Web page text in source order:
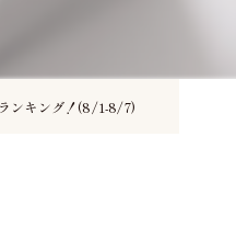
ンキング！(8/1-8/7)